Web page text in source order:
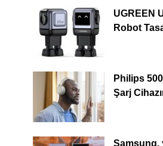
UGREEN
Robot
Philips
Şarj
Samsung,